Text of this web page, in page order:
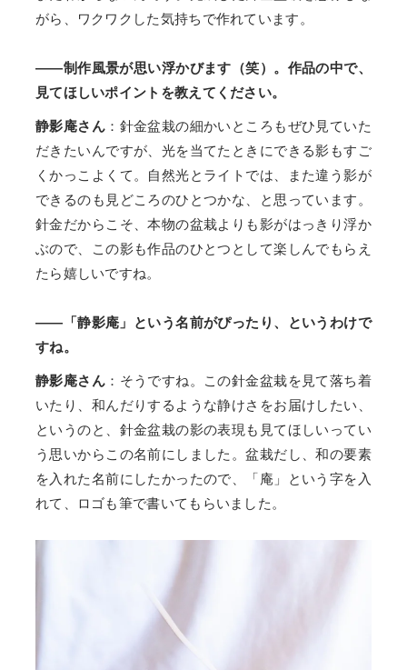
がら、ワクワクした気持ちで作れています。
――制作風景が思い浮かびます（笑）。作品の中で、
見てほしいポイントを教えてください。
静影庵さん ：針金盆栽の細かいところもぜひ見ていた
だきたいんですが、光を当てたときにできる影もすご
くかっこよくて。自然光とライトでは、また違う影が
できるのも見どころのひとつかな、と思っています。
針金だからこそ、本物の盆栽よりも影がはっきり浮か
ぶので、この影も作品のひとつとして楽しんでもらえ
たら嬉しいですね。
――「静影庵」という名前がぴったり、というわけで
すね。
静影庵さん ：そうですね。この針金盆栽を見て落ち着
いたり、和んだりするような静けさをお届けしたい、
というのと、針金盆栽の影の表現も見てほしいってい
う思いからこの名前にしました。盆栽だし、和の要素
を入れた名前にしたかったので、「庵」という字を入
れて、ロゴも筆で書いてもらいました。